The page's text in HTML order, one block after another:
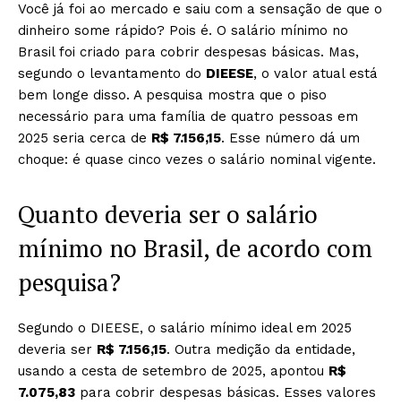
Você já foi ao mercado e saiu com a sensação de que o
dinheiro some rápido? Pois é. O salário mínimo no
Brasil foi criado para cobrir despesas básicas. Mas,
segundo o levantamento do DIEESE, o valor atual está
bem longe disso. A pesquisa mostra que o piso
necessário para uma família de quatro pessoas em
2025 seria cerca de R$ 7.156,15. Esse número dá um
choque: é quase cinco vezes o salário nominal vigente.
Quanto deveria ser o salário
mínimo no Brasil, de acordo com
pesquisa?
Segundo o DIEESE, o salário mínimo ideal em 2025
deveria ser R$ 7.156,15. Outra medição da entidade,
usando a cesta de setembro de 2025, apontou R$
7.075,83 para cobrir despesas básicas. Esses valores